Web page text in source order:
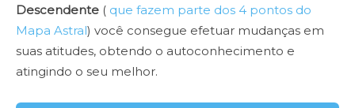
Descendente ( que fazem parte dos 4 pontos do
Mapa Astral) você consegue efetuar mudanças em
suas atitudes, obtendo o autoconhecimento e
atingindo o seu melhor.